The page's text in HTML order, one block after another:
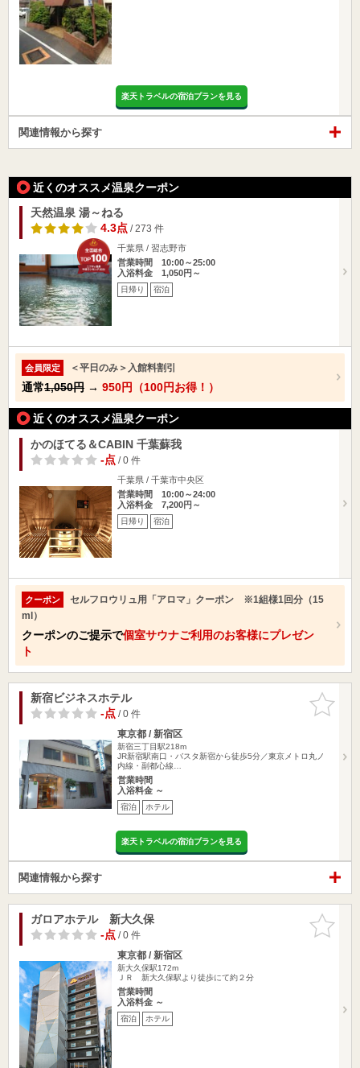
楽天トラベルの宿泊プランを見る
関連情報から探す
近くのオススメ温泉クーポン
天然温泉 湯～ねる
4.3点/ 273 件
千葉県 / 習志野市
営業時間 10:00～25:00
入浴料金 1,050円～
日帰り 宿泊
会員限定 ＜平日のみ＞入館料割引
通常1,050円 → 950円（100円お得！）
近くのオススメ温泉クーポン
かのほてる＆CABIN 千葉蘇我
-点/ 0 件
千葉県 / 千葉市中央区
営業時間 10:00～24:00
入浴料金 7,200円～
日帰り 宿泊
クーポン
セルフロウリュ用「アロマ」クーポン ※1組様1回分（15
ml）
クーポンのご提示で個室サウナご利用のお客様にプレゼン
ト
お気に入
りに追加
新宿ビジネスホテル
-点/ 0 件
東京都 / 新宿区
新宿三丁目駅218m
JR新宿駅南口・バスタ新宿から徒歩5分／東京メトロ丸ノ
内線・副都心線…
営業時間
入浴料金 ～
宿泊 ホテル
楽天トラベルの宿泊プランを見る
関連情報から探す
お気に入
りに追加
ガロアホテル 新大久保
-点/ 0 件
東京都 / 新宿区
新大久保駅172m
ＪＲ 新大久保駅より徒歩にて約２分
営業時間
入浴料金 ～
宿泊 ホテル